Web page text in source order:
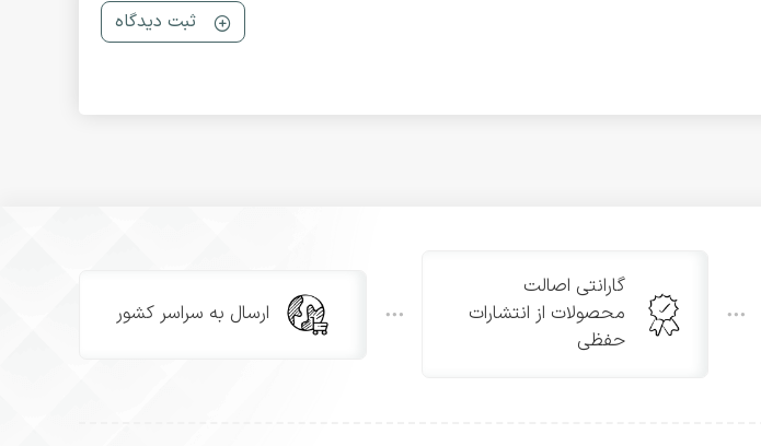
ثبت دیدگاه
گارانتی اصالت
محصولات از انتشارات
حفظی
ارسال به سراسر کشور